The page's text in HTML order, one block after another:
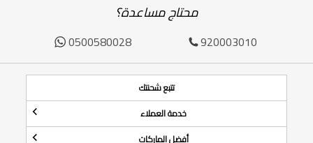
محتاج مساعدة؟
920003010
0500580028
تتبع شحنتك
خدمة العملاء
أفضل الماركات